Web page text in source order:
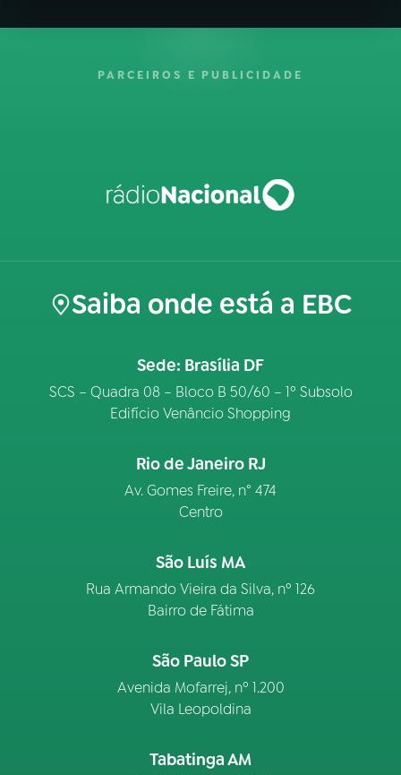
PARCEIROS E PUBLICIDADE
Saiba onde está a EBC
Sede: Brasília DF
SCS – Quadra 08 – Bloco B 50/60 – 1º Subsolo
Edifício Venâncio Shopping
Rio de Janeiro RJ
Av. Gomes Freire, n° 474
Centro
São Luís MA
Rua Armando Vieira da Silva, nº 126
Bairro de Fátima
São Paulo SP
Avenida Mofarrej, nº 1.200
Vila Leopoldina
Tabatinga AM